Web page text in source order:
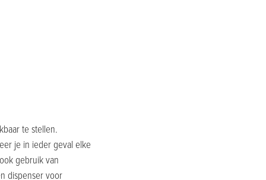
te stellen.
je in ieder geval elke
gebruik van
dispenser voor